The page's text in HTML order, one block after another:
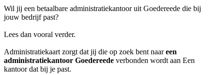
Wil jij een betaalbare administratiekantoor uit Goedereede die bij
jouw bedrijf past?
Lees dan vooral verder.
Administratiekaart zorgt dat jij die op zoek bent naareen
administratiekantoor Goedereede verbonden wordt aan Een
kantoor dat bij je past.